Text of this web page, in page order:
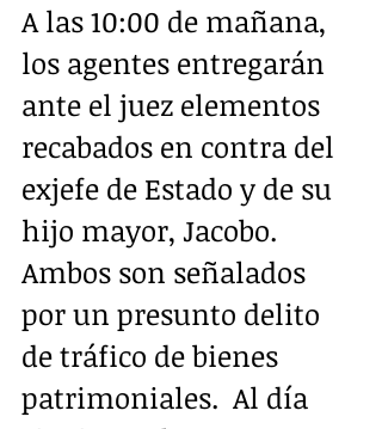
A las 10:00 de mañana,
los agentes entregarán
ante el juez elementos
recabados en contra del
exjefe de Estado y de su
hijo mayor, Jacobo.
Ambos son señalados
por un presunto delito
de tráfico de bienes
patrimoniales.  Al día